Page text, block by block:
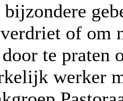
of om
te praten
werker